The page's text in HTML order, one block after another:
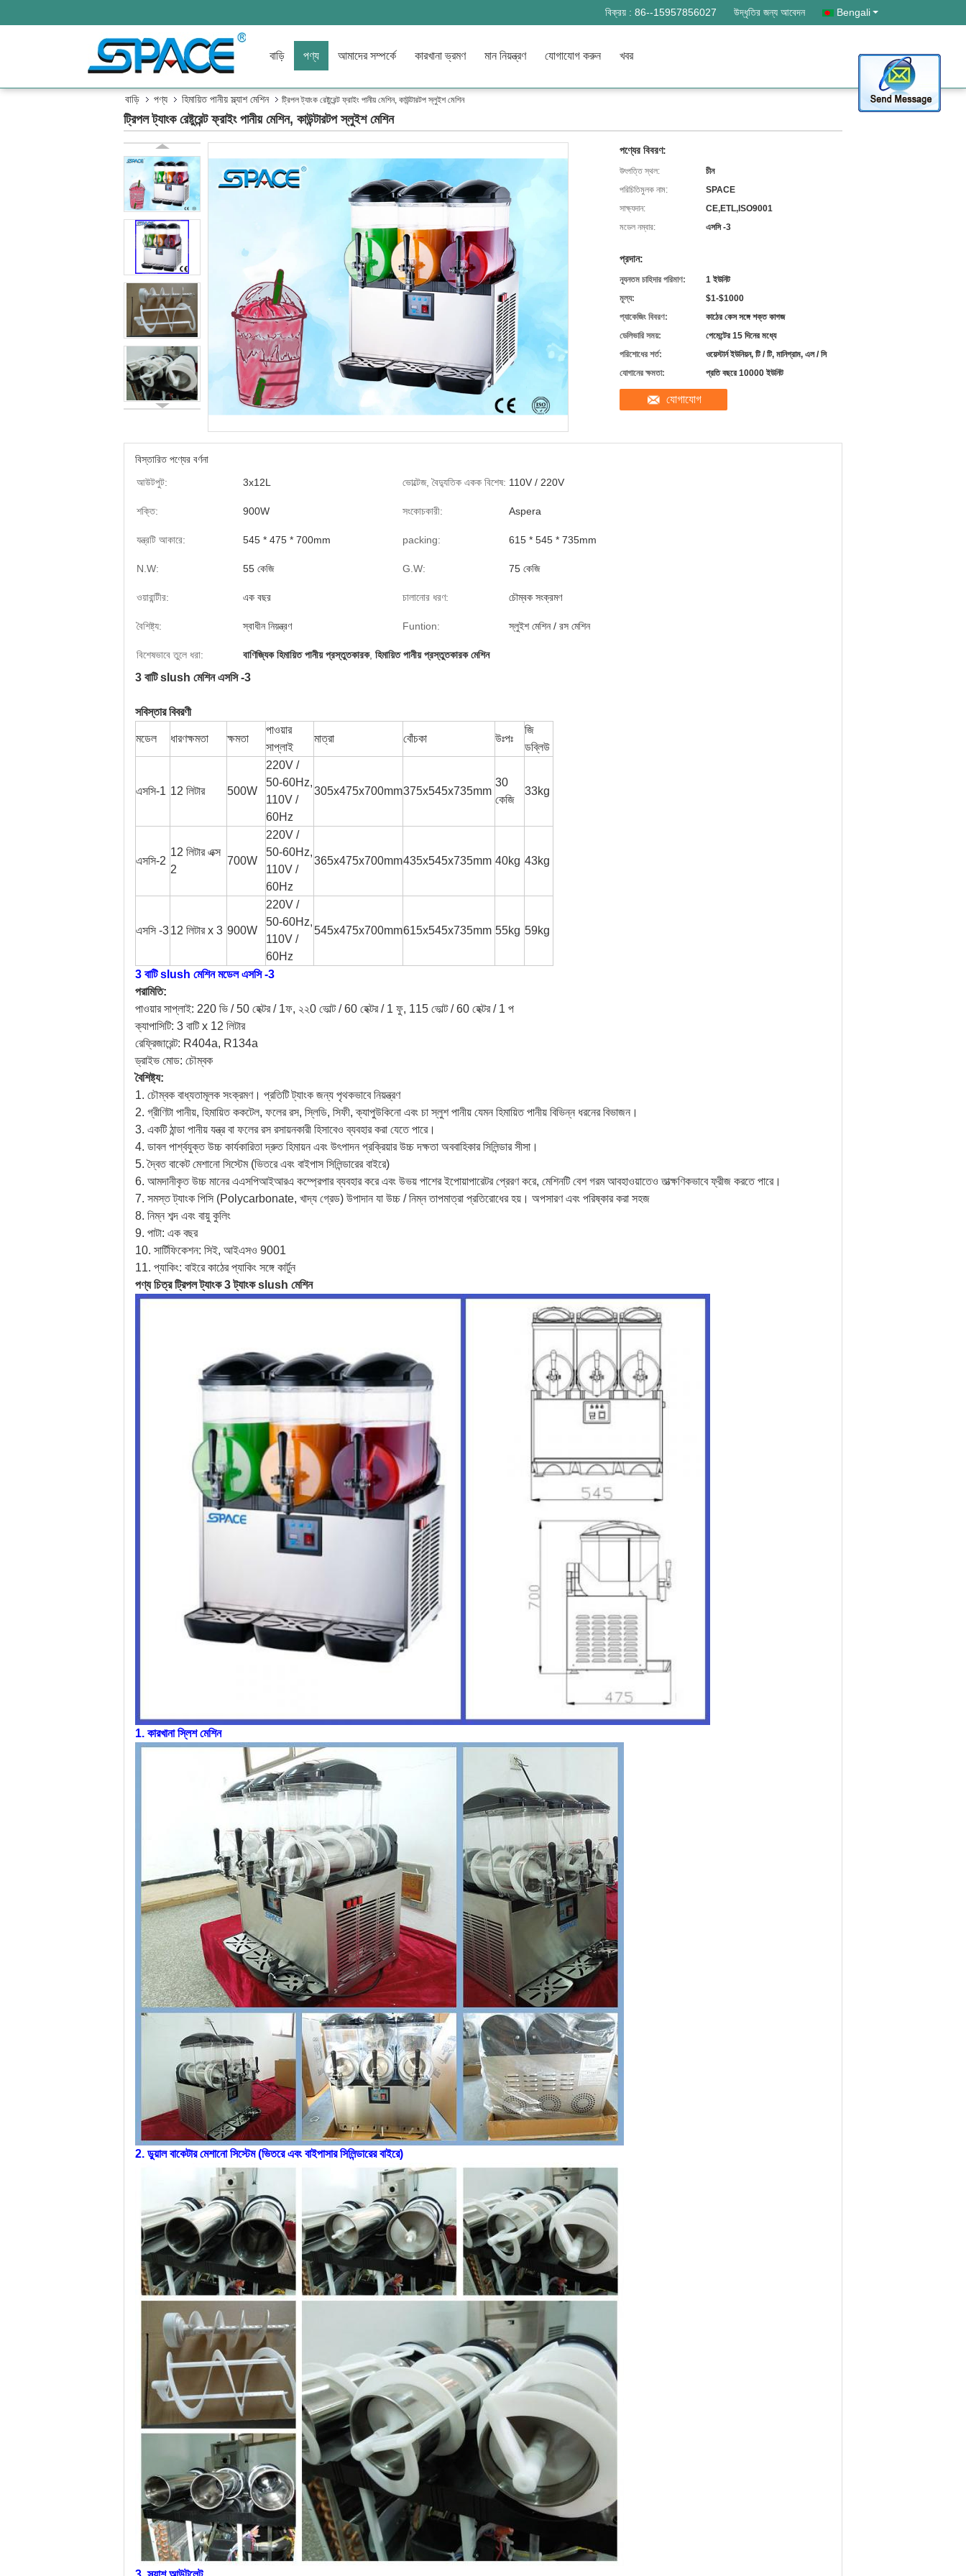
বিক্রয় : 86--15957856027 উদ্ধৃতির জন্য আবেদন Bengali
বাড়ি পণ্য আমাদের সম্পর্কে কারখানা ভ্রমণ মান নিয়ন্ত্রণ যোগাযোগ করুন খবর
বাড়ি পণ্য হিমায়িত পানীয় স্ল্যাশ মেশিন ট্রিপল ট্যাংক রেষ্টুরেন্ট ফ্রাইং পানীয় মেশিন, কাউন্টারটপ স্লুইশ মেশিন
ট্রিপল ট্যাংক রেষ্টুরেন্ট ফ্রাইং পানীয় মেশিন, কাউন্টারটপ স্লুইশ মেশিন
পণ্যের বিবরণ:
উৎপত্তি স্থল:
চীন
পরিচিতিমুলক নাম:
SPACE
সাক্ষ্যদান:
CE,ETL,ISO9001
মডেল নম্বার:
এসসি -3
প্রদান:
ন্যূনতম চাহিদার পরিমাণ:
1 ইউনিট
মূল্য:
$1-$1000
প্যাকেজিং বিবরণ:
কাঠের কেস সঙ্গে শক্ত কাগজ
ডেলিভারি সময়:
পেমেন্টের 15 দিনের মধ্যে
পরিশোধের শর্ত:
ওয়েস্টার্ন ইউনিয়ন, টি / টি, মানিগ্রাম, এল / সি
যোগানের ক্ষমতা:
প্রতি বছরে 10000 ইউনিট
যোগাযোগ
বিস্তারিত পণ্যের বর্ণনা
আউটপুট:
3x12L ভোল্টেজ, বৈদ্যুতিক একক বিশেষ: 110V / 220V
শক্তি: 900W সংকোচকারী: Aspera
যন্ত্রটি আকারে: 545 * 475 * 700mm packing: 615 * 545 * 735mm
N.W: 55 কেজি G.W: 75 কেজি
ওয়ারান্টীর: এক বছর চালানোর ধরণ: চৌম্বক সংক্রমণ
বৈশিষ্ট্য: স্বাধীন নিয়ন্ত্রণ Funtion: স্লুইশ মেশিন / রস মেশিন
বিশেষভাবে তুলে ধরা: বাণিজ্যিক হিমায়িত পানীয় প্রস্তুতকারক, হিমায়িত পানীয় প্রস্তুতকারক মেশিন
3 বাটি slush মেশিন এসসি -3
সবিস্তার বিবরণী
মডেল ধারণক্ষমতা ক্ষমতা
পাওয়ার
সাপ্লাই
মাত্রা বোঁচকা উঃপঃ
জি
ডব্লিউ
এসসি-1 12 লিটার 500W
220V /
50-60Hz,
110V /
60Hz
305x475x700mm375x545x735mm
30
কেজি
33kg
এসসি-2
12 লিটার এক্স
2
700W
220V /
50-60Hz,
110V /
60Hz
365x475x700mm435x545x735mm 40kg 43kg
এসসি -312 লিটার x 3 900W
220V /
50-60Hz,
110V /
60Hz
545x475x700mm615x545x735mm 55kg 59kg
3 বাটি slush মেশিন মডেল এসসি -3
পরামিতি:
পাওয়ার সাপ্লাই: 220 ভি / 50 হেক্টর / 1ফ, ২২0 ভোল্ট / 60 হেক্টর / 1 ফু, 115 ভোল্ট / 60 হেক্টর / 1 প
ক্যাপাসিটি: 3 বাটি x 12 লিটার
রেফ্রিজারেন্ট: R404a, R134a
ড্রাইভ মোড: চৌম্বক
বৈশিষ্ট্য:
1. চৌম্বক বাধ্যতামূলক সংক্রমণ। প্রতিটি ট্যাংক জন্য পৃথকভাবে নিয়ন্ত্রণ
2. গ্রীণিটা পানীয়, হিমায়িত ককটেল, ফলের রস, স্লিডি, সিফী, ক্যাপুউকিনো এবং চা স্লুশ পানীয় যেমন হিমায়িত পানীয় বিভিন্ন ধরনের বিভাজন।
3. একটি ঠান্ডা পানীয় যন্ত্র বা ফলের রস রসায়নকারী হিসাবেও ব্যবহার করা যেতে পারে।
4. ডাবল পার্শ্বযুক্ত উচ্চ কার্যকারিতা দ্রুত হিমায়ন এবং উৎপাদন প্রক্রিয়ার উচ্চ দক্ষতা অববাহিকার সিলিন্ডার সীসা।
5. দ্বৈত বাকেট মেশানো সিস্টেম (ভিতরে এবং বাইপাস সিলিন্ডারের বাইরে)
6. আমদানীকৃত উচ্চ মানের এএসপিআইআরএ কম্প্রেপার ব্যবহার করে এবং উভয় পাশের ইপোয়াপারেটর প্রেরণ করে, মেশিনটি বেশ গরম আবহাওয়াতেও তাত্ক্ষণিকভাবে ফ্রীজ করতে পারে।
7. সমস্ত ট্যাংক পিসি (Polycarbonate, খাদ্য গ্রেড) উপাদান যা উচ্চ / নিম্ন তাপমাত্রা প্রতিরোধের হয়। অপসারণ এবং পরিষ্কার করা সহজ
8. নিম্ন শব্দ এবং বায়ু কুলিং
9. পাটা: এক বছর
10. সার্টিফিকেশন: সিই, আইএসও 9001
11. প্যাকিং: বাইরে কাঠের প্যাকিং সঙ্গে কার্টুন
পণ্য চিত্রট্রিপল ট্যাংক 3 ট্যাংক slush মেশিন
1. কারখানা স্লিশ মেশিন
2. ডুয়াল বাকেটার মেশানো সিস্টেম (ভিতরে এবং বাইপাসার সিলিন্ডারের বাইরে)